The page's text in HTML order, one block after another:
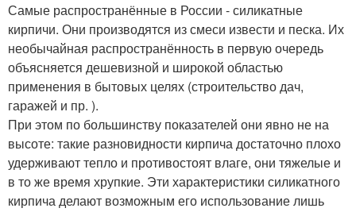
Самые распространённые в России - силикатные
кирпичи. Они производятся из смеси извести и песка. Их
необычайная распространённость в первую очередь
объясняется дешевизной и широкой областью
применения в бытовых целях (строительство дач,
гаражей и пр. ).
При этом по большинству показателей они явно не на
высоте: такие разновидности кирпича достаточно плохо
удерживают тепло и противостоят влаге, они тяжелые и
в то же время хрупкие. Эти характеристики силикатного
кирпича делают возможным его использование лишь